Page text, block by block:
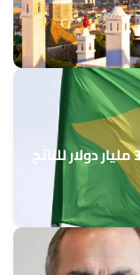
البرازيل.. المعادن الحرجة قد تضيف 37,6 مليار دولار للناتج